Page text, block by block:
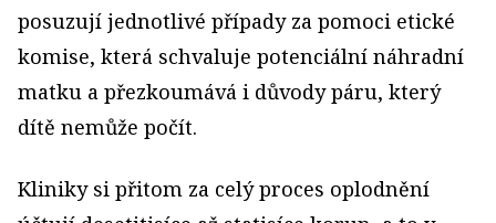
posuzují jednotlivé případy za pomoci etické
komise, která schvaluje potenciální náhradní
matku a přezkoumává i důvody páru, který
dítě nemůže počít.
Kliniky si přitom za celý proces oplodnění